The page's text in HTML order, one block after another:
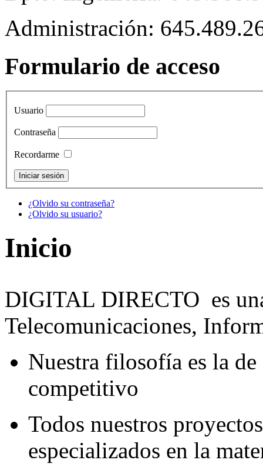
Administración:
Formulario de acceso
Usuario
Contraseña
Recordarme
¿Olvido su contraseña?
¿Olvido su usuario?
Inicio
DIGITAL DIRECTO es
Telecomunicaciones,
Nuestra filosofía es la de
competitivo
Todos nuestros
especializados en la